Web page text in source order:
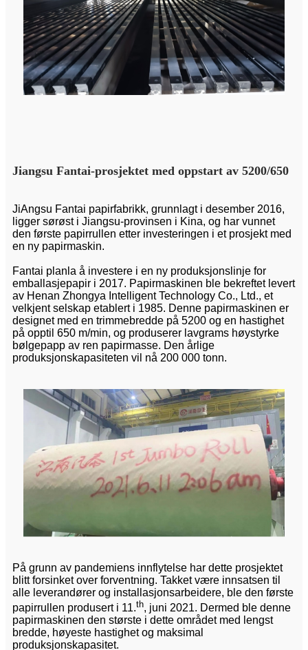
Jiangsu Fantai-prosjektet med oppstart av 5200/650
JiAngsu Fantai papirfabrikk, grunnlagt i desember 2016,
ligger sørøst i Jiangsu-provinsen i Kina, og har vunnet
den første papirrullen etter investeringen i et prosjekt med
en ny papirmaskin.
Fantai planla å investere i en ny produksjonslinje for
emballasjepapir i 2017. Papirmaskinen ble bekreftet levert
av Henan Zhongya Intelligent Technology Co., Ltd., et
velkjent selskap etablert i 1985. Denne papirmaskinen er
designet med en trimmebredde på 5200 og en hastighet
på opptil 650 m/min, og produserer lavgrams høystyrke
bølgepapp av ren papirmasse. Den årlige
produksjonskapasiteten vil nå 200 000 tonn.
På grunn av pandemiens innflytelse har dette prosjektet
blitt forsinket over forventning. Takket være innsatsen til
alle leverandører og installasjonsarbeidere, ble den første
papirrullen produsert i 11.th, juni 2021. Dermed ble denne
papirmaskinen den største i dette området med lengst
bredde, høyeste hastighet og maksimal
produksjonskapasitet.